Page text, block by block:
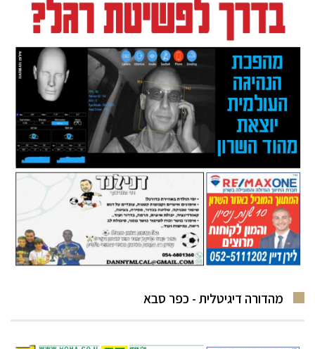
מהדורה דיגיטלית - כפר סבא